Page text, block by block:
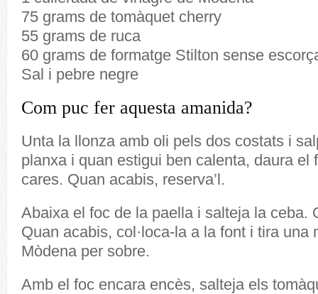
75 grams de tomàquet cherry
55 grams de ruca
60 grams de formatge Stilton sense
Sal i pebre negre
Com puc fer aquesta amanida?
Unta la llonza amb oli pels dos costats i
planxa i quan estigui ben calenta, daura el
cares. Quan acabis, reserva’l.
Abaixa el foc de la paella i salteja la ceba.
Quan acabis, col·loca-la a la font i tira una
Mòdena per sobre.
Amb el foc encara encès, salteja els